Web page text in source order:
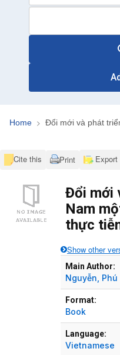
Home Đổi mới và phát
Cite this Print Export
Đổi mới
Nam
thực
Show other
Bibliographic
Main Author:
Nguyễn, Phú
Format:
Book
Language:
Vietnamese